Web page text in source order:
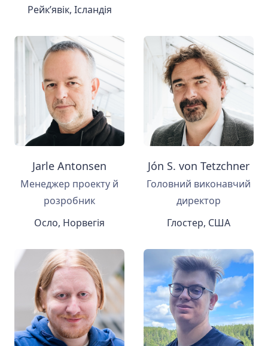
Рейк’явік, Ісландія
Jarle Antonsen
Менеджер проекту й
розробник
Осло, Норвегія
Jón S. von Tetzchner
Головний виконавчий
директор
Глостер, США